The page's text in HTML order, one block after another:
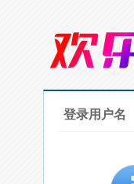
登录用户名